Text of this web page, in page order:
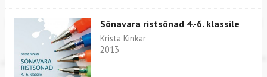
Sõnavara ristsõnad 4.-6. klassile
Krista Kinkar
2013